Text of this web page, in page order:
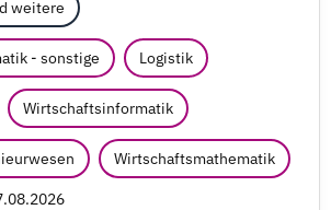
weitere
- sonstige Logistik
Wirtschaftsinformatik
Wirtschaftsmathematik